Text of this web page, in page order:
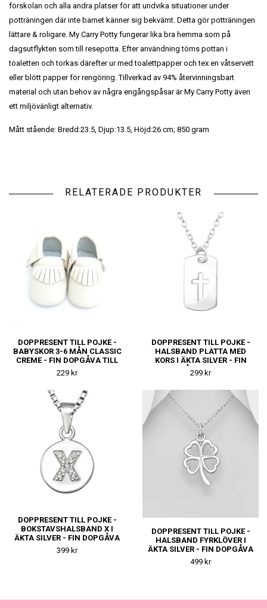
förskolan och alla andra platser för att undvika situationer under
potträningen där inte barnet känner sig bekvämt. Detta gör potträningen
lättare & roligare. My Carry Potty fungerar lika bra hemma som på
dagsutflykten som till resepotta. Efter användning töms pottan i
toaletten och torkas därefter ur med toalettpapper och tex en våtservett
eller blött papper för rengöring. Tillverkad av 94% återvinningsbart
material och utan behov av några engångspåsar är My Carry Potty även
ett miljövänligt alternativ.
Mått stående: Bredd:23.5, Djup:13.5, Höjd:26 cm; 850 gram
RELATERADE PRODUKTER
DOPPRESENT TILL POJKE -
BABYSKOR 3-6 MÅN CLASSIC
CREME - FIN DOPGÅVA TILL
KILLE
229 kr
DOPPRESENT TILL POJKE -
HALSBAND PLATTA MED
KORS I ÄKTA SILVER - FIN
DOPGÅVA TILL KILLE
299 kr
DOPPRESENT TILL POJKE -
BOKSTAVSHALSBAND X I
ÄKTA SILVER - FIN DOPGÅVA
TILL KILLE
399 kr
DOPPRESENT TILL POJKE -
HALSBAND FYRKLÖVER I
ÄKTA SILVER - FIN DOPGÅVA
TILL KILLE
499 kr